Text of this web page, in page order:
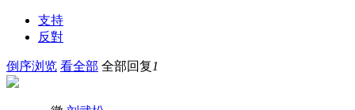
支持
反對
倒序浏览 看全部 全部回复 1